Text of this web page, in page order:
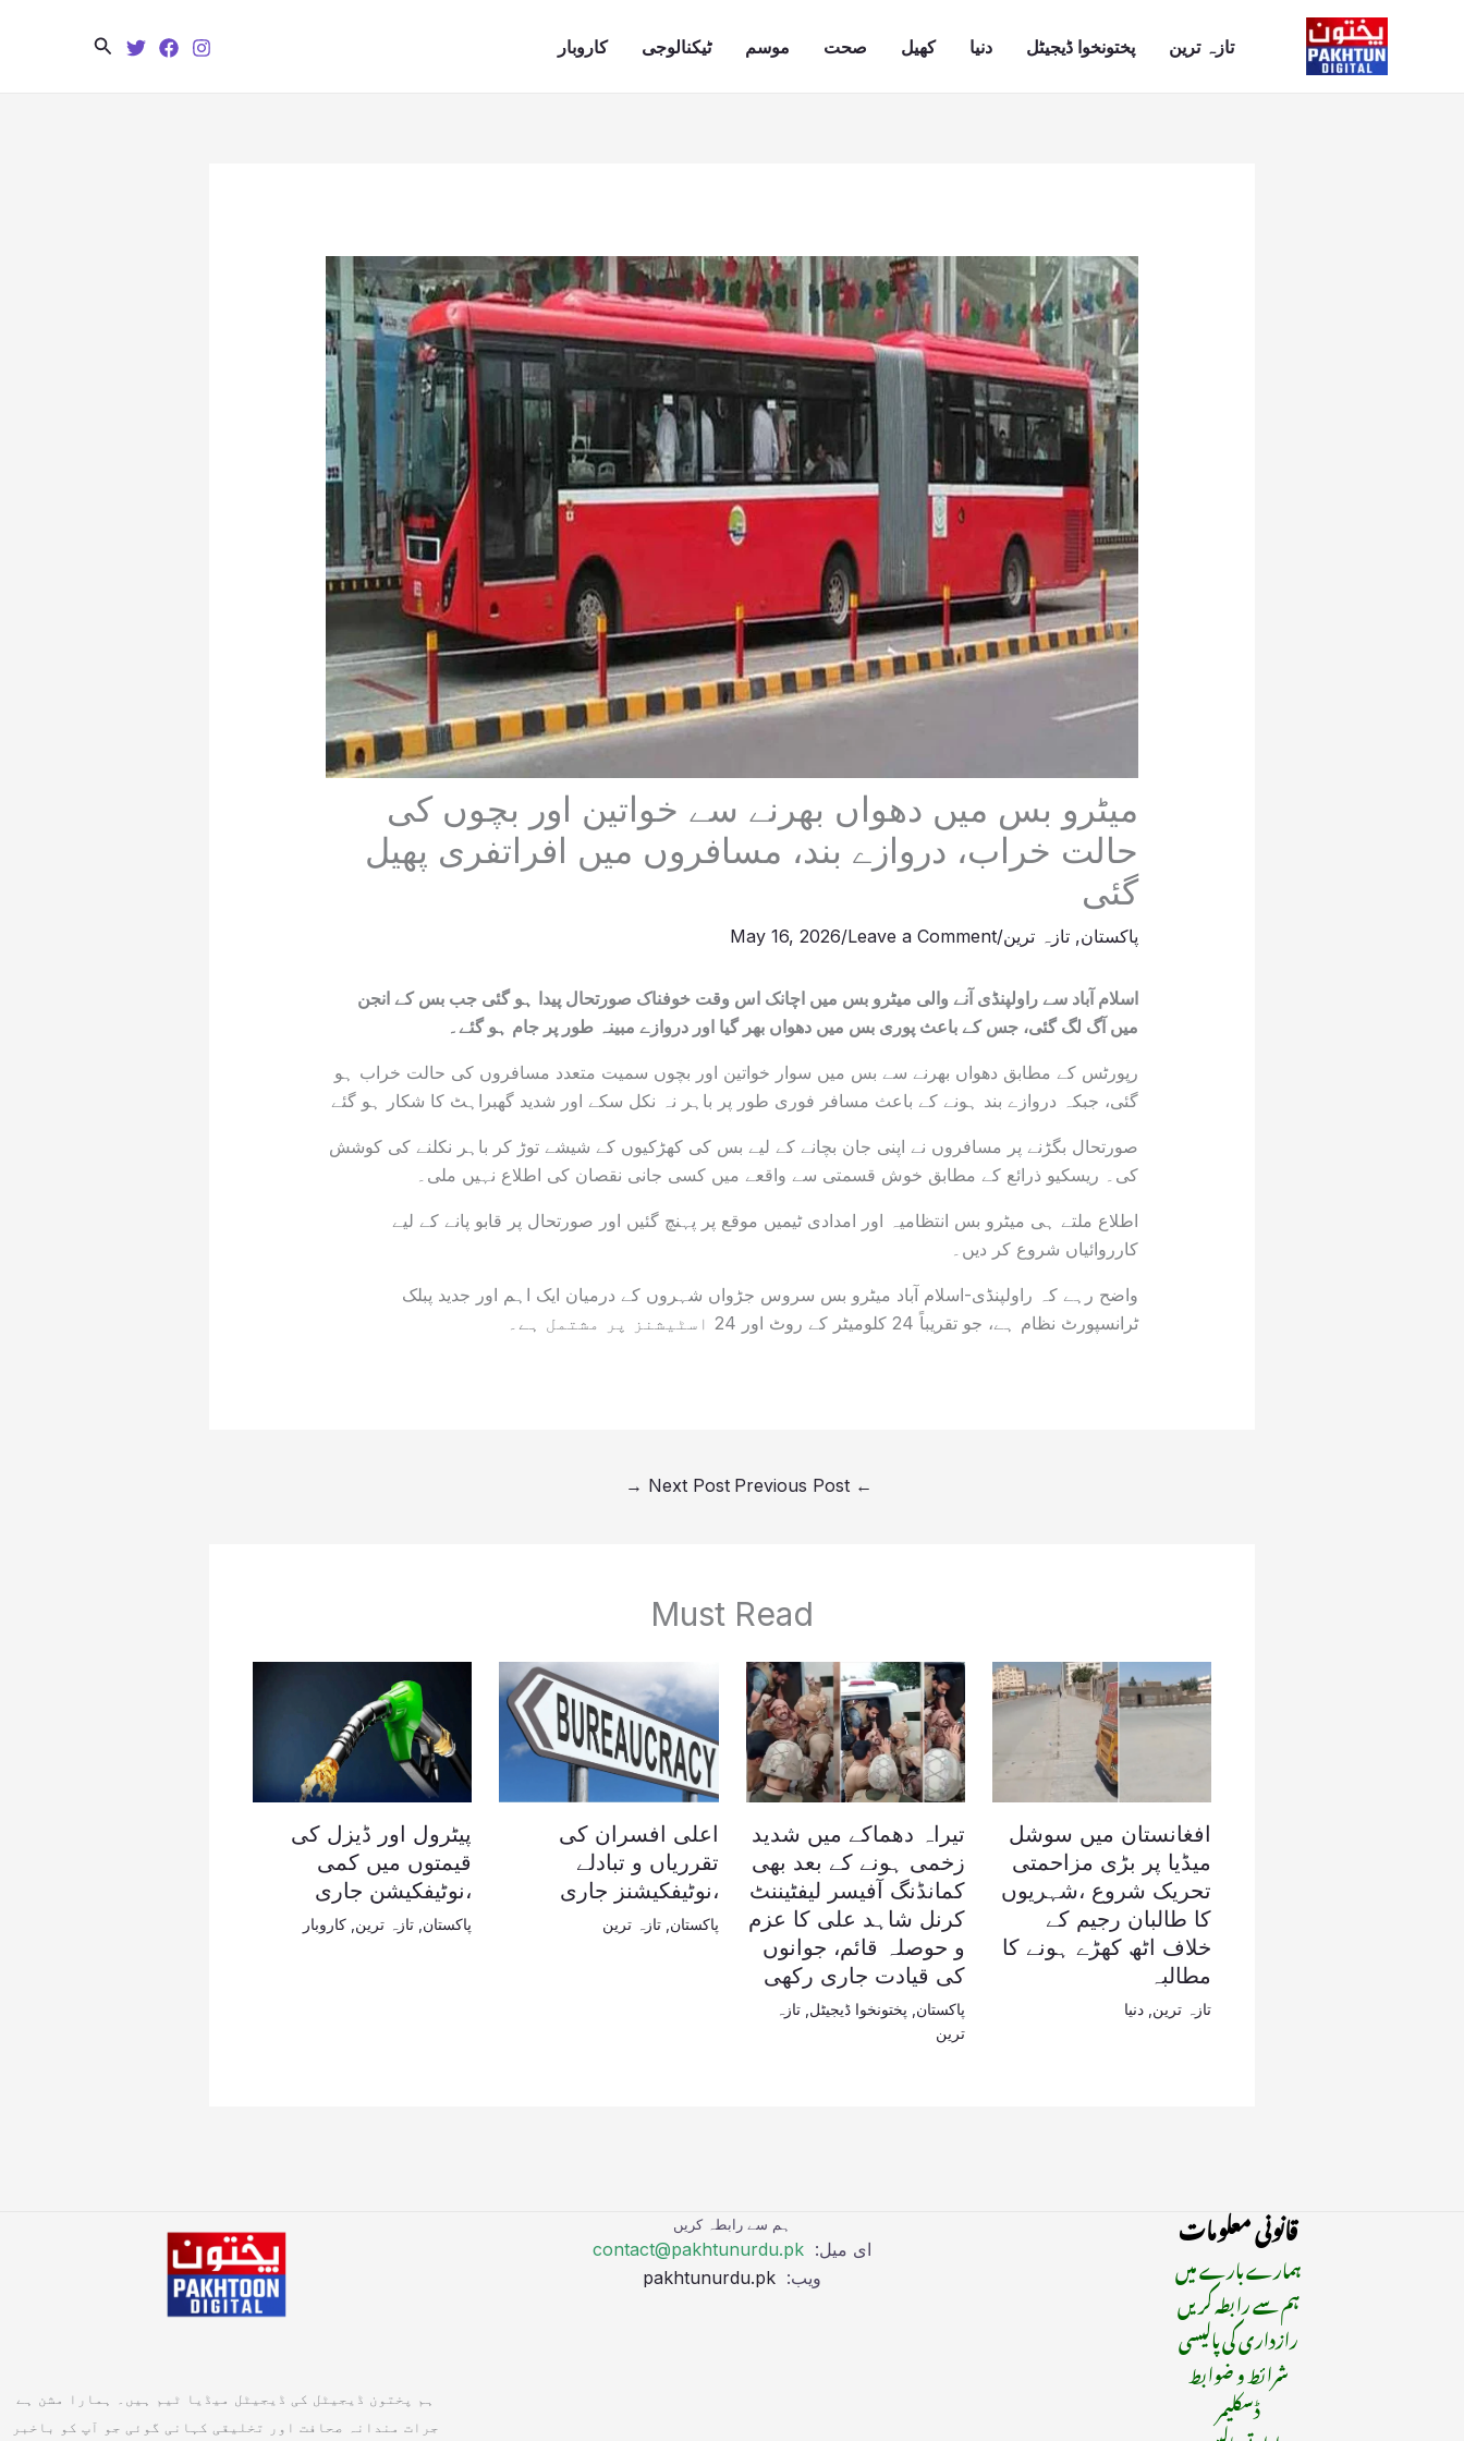
تازہ ترین پختونخوا ڈیجیٹل دنیا کھیل صحت موسم ٹیکنالوجی کاروبار Search
میٹرو بس میں دھواں بھرنے سے خواتین اور بچوں کی
حالت خراب، دروازے بند، مسافروں میں افراتفری پھیل
گئی
پاکستان, تازہ ترین/
Leave a Comment
/
May 16, 2026
اسلام آباد سے راولپنڈی آنے والی میٹرو بس میں اچانک اس وقت خوفناک صورتحال پیدا ہو گئی جب بس کے انجن
میں آگ لگ گئی، جس کے باعث پوری بس میں دھواں بھر گیا اور دروازے مبینہ طور پر جام ہو گئے۔
رپورٹس کے مطابق دھواں بھرنے سے بس میں سوار خواتین اور بچوں سمیت متعدد مسافروں کی حالت خراب ہو
گئی، جبکہ دروازے بند ہونے کے باعث مسافر فوری طور پر باہر نہ نکل سکے اور شدید گھبراہٹ کا شکار ہو گئے
صورتحال بگڑنے پر مسافروں نے اپنی جان بچانے کے لیے بس کی کھڑکیوں کے شیشے توڑ کر باہر نکلنے کی کوشش
کی۔ ریسکیو ذرائع کے مطابق خوش قسمتی سے واقعے میں کسی جانی نقصان کی اطلاع نہیں ملی۔
اطلاع ملتے ہی میٹرو بس انتظامیہ اور امدادی ٹیمیں موقع پر پہنچ گئیں اور صورتحال پر قابو پانے کے لیے
کارروائیاں شروع کر دیں۔
واضح رہے کہ راولپنڈی-اسلام آباد میٹرو بس سروس جڑواں شہروں کے درمیان ایک اہم اور جدید پبلک
ٹرانسپورٹ نظام ہے، جو تقریباً 24 کلومیٹر کے روٹ اور 24 اسٹیشنز پر مشتمل ہے۔
←
Next Post
→
Must Read
افغانستان میں سوشل
میڈیا پر بڑی مزاحمتی
تحریک شروع ،شہریوں
کا طالبان رجیم کے
خلاف اٹھ کھڑے ہونے کا
مطالبہ
تازہ ترین دنیا
تیراہ دھماکے میں شدید
زخمی ہونے کے بعد بھی
کمانڈنگ آفیسر لیفٹیننٹ
کرنل شاہد علی کا عزم
و حوصلہ قائم، جوانوں
کی قیادت جاری رکھی
پاکستان پختونخوا ڈیجیٹل ,تازہ
ترین
اعلی افسران کی
تقرریاں و تبادلے
،نوٹیفکیشنز جاری
پاکستان ,تازہ ترین
پیٹرول اور ڈیزل کی
قیمتوں میں کمی
،نوٹیفکیشن جاری
پاکستان تازہ ترین کاروبار
قانونی معلومات
ہمارے بارے میں
ہم سے رابطہ کریں
رازداری کی پالیسی
شرائط و ضوابط
ڈسکلیمر
ہم سے رابطہ کریں
ای میل: contact@pakhtunurdu.pk
ویب:
ہم پختون ڈیجیٹل کی ڈیجیٹل میڈیا ٹیم ہیں۔ ہمارا مشن ہے
جرات مندانہ صحافت اور تخلیقی کہانی گوئی جو آپ کو باخبر